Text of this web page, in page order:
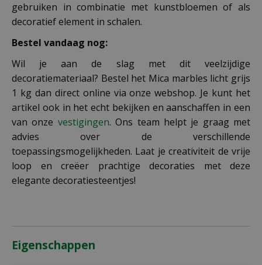
gebruiken in combinatie met kunstbloemen of als
decoratief element in schalen.
Bestel vandaag nog:
Wil je aan de slag met dit veelzijdige
decoratiemateriaal? Bestel het Mica marbles licht grijs
1 kg dan direct online via onze webshop. Je kunt het
artikel ook in het echt bekijken en aanschaffen in een
van onze vestigingen. Ons team helpt je graag met
advies over de verschillende
toepassingsmogelijkheden. Laat je creativiteit de vrije
loop en creëer prachtige decoraties met deze
elegante decoratiesteentjes!
Eigenschappen